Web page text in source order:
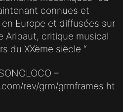
connues et
Europe et diffusées sur
Aribaut, critique musical
du XXème siècle “
–
rev/grm/grmframes.ht